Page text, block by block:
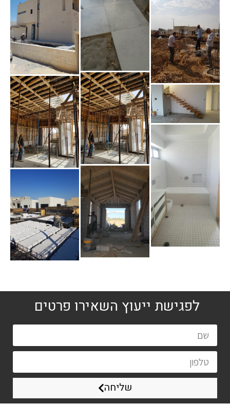
לפגישת ייעוץ השאירו פרטים
שליחה